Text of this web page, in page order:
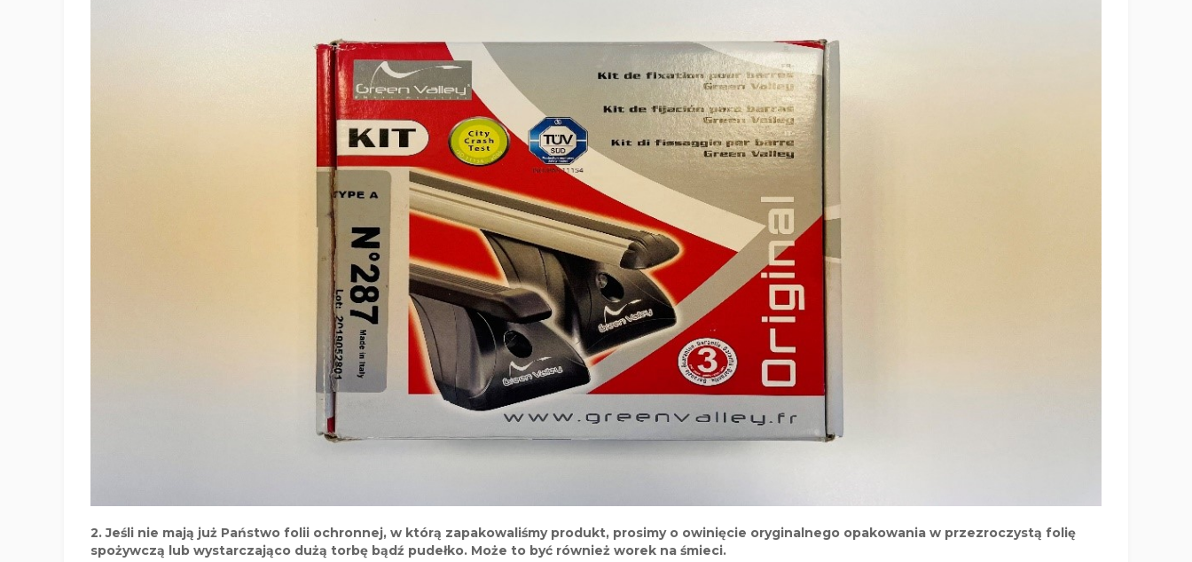
2. Jeśli nie mają już Państwo folii ochronnej, w którą zapakowaliśmy produkt, prosimy o owinięcie oryginalnego opakowania w przezroczystą folię
spożywczą lub wystarczająco dużą torbę bądź pudełko. Może to być również worek na śmieci.